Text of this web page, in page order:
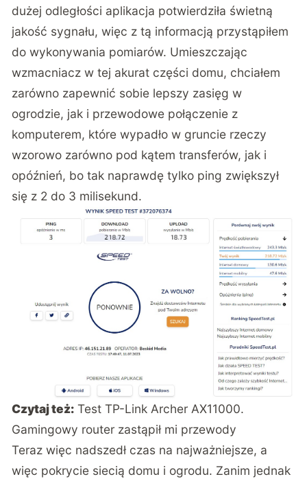
dużej odległości aplikacja potwierdziła świetną
jakość sygnału, więc z tą informacją przystąpiłem
do wykonywania pomiarów. Umieszczając
wzmacniacz w tej akurat części domu, chciałem
zarówno zapewnić sobie lepszy zasięg w
ogrodzie, jak i przewodowe połączenie z
komputerem, które wypadło w gruncie rzeczy
wzorowo zarówno pod kątem transferów, jak i
opóźnień, bo tak naprawdę tylko ping zwiększył
się z 2 do 3 milisekund.
Czytaj też: Test TP-Link Archer AX11000.
Gamingowy router zastąpił mi przewody
Teraz więc nadszedł czas na najważniejsze, a
więc pokrycie siecią domu i ogrodu. Zanim jednak